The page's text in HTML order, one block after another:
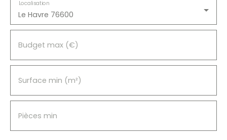
Le Havre 76600
Localisation
Budget max (€)
Surface min (m²)
Pièces min